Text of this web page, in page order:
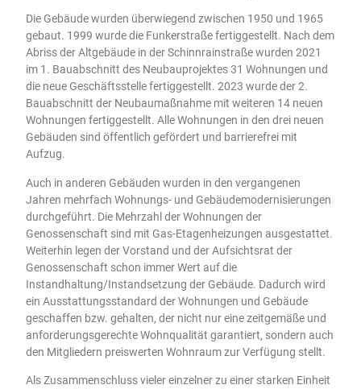
Die Gebäude wurden überwiegend zwischen 1950 und 1965
gebaut. 1999 wurde die Funkerstraße fertiggestellt. Nach dem
Abriss der Altgebäude in der Schinnrainstraße wurden 2021
im 1. Bauabschnitt des Neubauprojektes 31 Wohnungen und
die neue Geschäftsstelle fertiggestellt. 2023 wurde der 2.
Bauabschnitt der Neubaumaßnahme mit weiteren 14 neuen
Wohnungen fertiggestellt. Alle Wohnungen in den drei neuen
Gebäuden sind öffentlich gefördert und barrierefrei mit
Aufzug.
Auch in anderen Gebäuden wurden in den vergangenen
Jahren mehrfach Wohnungs- und Gebäudemodernisierungen
durchgeführt. Die Mehrzahl der Wohnungen der
Genossenschaft sind mit Gas-Etagenheizungen ausgestattet.
Weiterhin legen der Vorstand und der Aufsichtsrat der
Genossenschaft schon immer Wert auf die
Instandhaltung/Instandsetzung der Gebäude. Dadurch wird
ein Ausstattungsstandard der Wohnungen und Gebäude
geschaffen bzw. gehalten, der nicht nur eine zeitgemäße und
anforderungsgerechte Wohnqualität garantiert, sondern auch
den Mitgliedern preiswerten Wohnraum zur Verfügung stellt.
Als Zusammenschluss vieler einzelner zu einer starken Einheit